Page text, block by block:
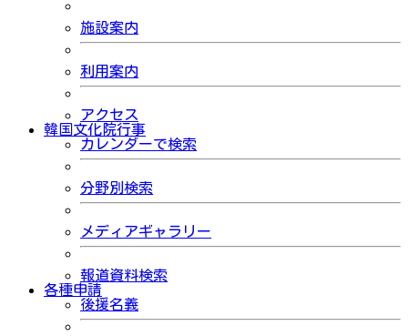
施設案内
利用案内
アクセス
韓国文化院行事
カレンダーで検索
分野別検索
メディアギャラリー
報道資料検索
各種申請
後援名義